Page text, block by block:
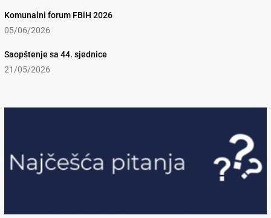
Komunalni forum FBiH 2026
05/06/2026
Saopštenje sa 44. sjednice
21/05/2026